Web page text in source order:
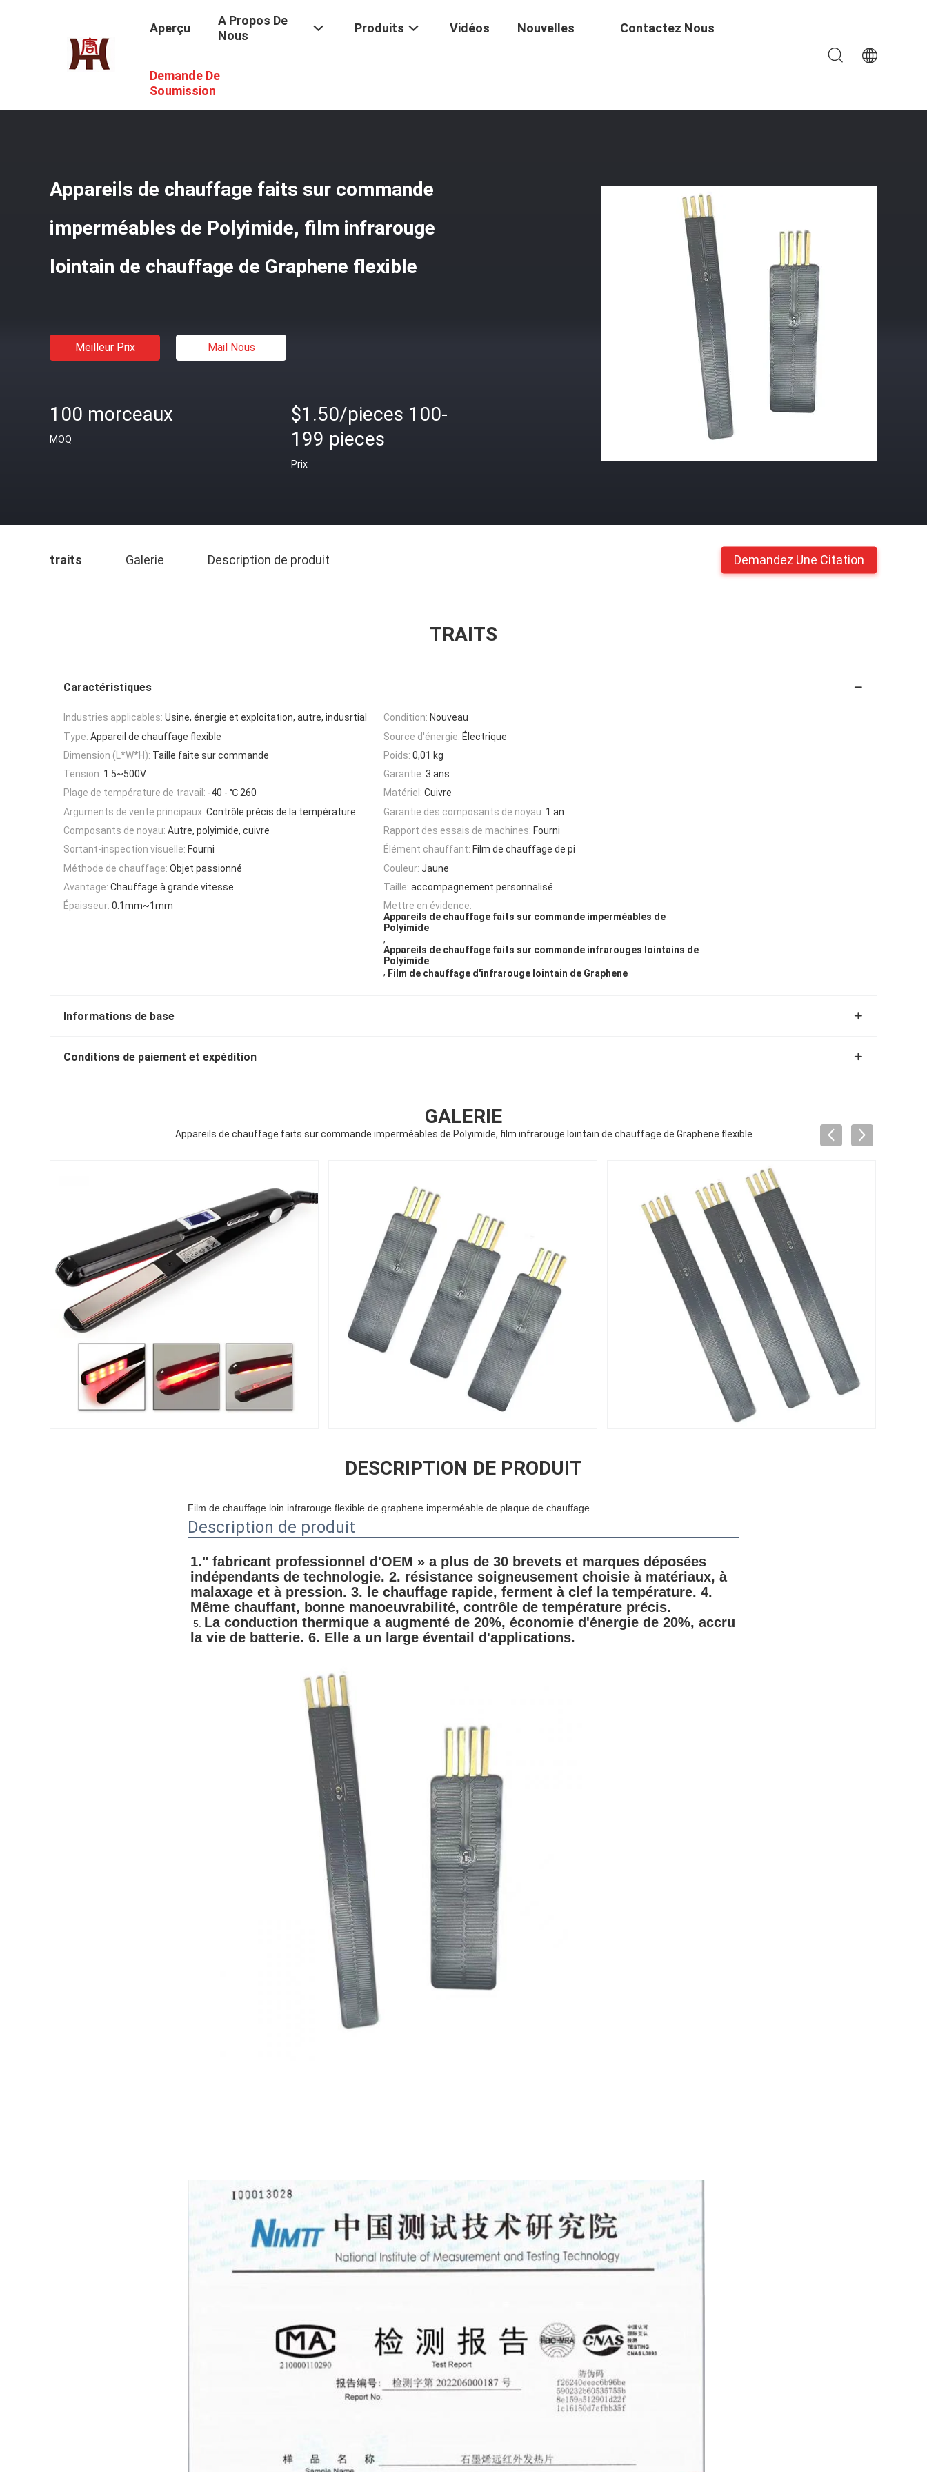
Aperçu
A Propos De
Nous
Produits Vidéos Nouvelles Contactez Nous
Demande De
Soumission
Appareils De Chauffage Faits Sur Commande De Polyimide
Chauffage De Graphene Flexible
Appareils de chauffage faits sur commande
imperméables de Polyimide, film infrarouge
lointain de chauffage de Graphene flexible
Meilleur Prix Mail Nous
100 morceaux
MOQ
$1.50/pieces 100-
199 pieces
Prix
traits Galerie Description de produit Demandez Une Citation
TRAITS
Caractéristiques
Industries applicables: Usine, énergie et exploitation, autre, indusrtial Condition: Nouveau
Type: Appareil de chauffage flexible Source d'énergie: Électrique
Dimension (L*W*H): Taille faite sur commande Poids: 0,01 kg
Tension: 1.5~500V Garantie: 3 ans
Plage de température de travail: -40 - ℃ 260 Matériel: Cuivre
Arguments de vente principaux: Contrôle précis de la température Garantie des composants de noyau: 1 an
Composants de noyau: Autre, polyimide, cuivre Rapport des essais de machines: Fourni
Sortant-inspection visuelle: Fourni Élément chauffant: Film de chauffage de pi
Méthode de chauffage: Objet passionné Couleur: Jaune
Avantage: Chauffage à grande vitesse Taille: accompagnement personnalisé
Épaisseur: 0.1mm~1mm
Mettre en évidence:
Appareils de chauffage faits sur commande imperméables de
Polyimide
,
Appareils de chauffage faits sur commande infrarouges lointains de
Polyimide
, Film de chauffage d'infrarouge lointain de Graphene
Informations de base
Conditions de paiement et expédition
GALERIE
Appareils de chauffage faits sur commande imperméables de Polyimide, film infrarouge lointain de chauffage de Graphene flexible
DESCRIPTION DE PRODUIT
Film de chauffage loin infrarouge flexible de graphene imperméable de plaque de chauffage
Description de produit
1." fabricant professionnel d'OEM » a plus de 30 brevets et marques déposées
indépendants de technologie. 2. résistance soigneusement choisie à matériaux, à
malaxage et à pression. 3. le chauffage rapide, ferment à clef la température. 4.
Même chauffant, bonne manoeuvrabilité, contrôle de température précis.
5. La conduction thermique a augmenté de 20%, économie d'énergie de 20%, accru
la vie de batterie. 6. Elle a un large éventail d'applications.